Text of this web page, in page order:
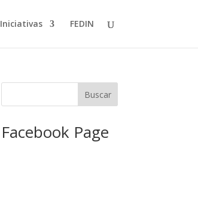
Iniciativas FEDIN
Facebook Page